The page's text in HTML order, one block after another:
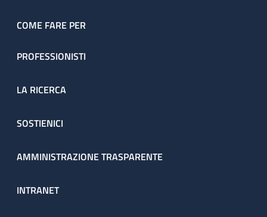
COME FARE PER
PROFESSIONISTI
LA RICERCA
SOSTIENICI
AMMINISTRAZIONE TRASPARENTE
INTRANET